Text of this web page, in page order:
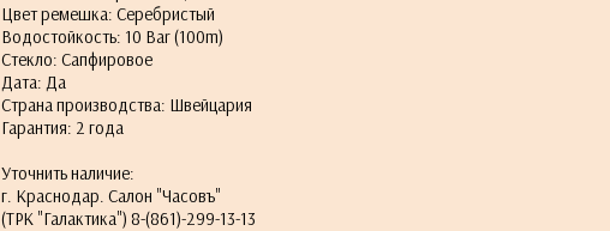
Цвет ремешка: Серебристый
Водостойкость: 10 Bar (100m)
Стекло: Сапфировое
Дата: Да
Страна производства: Швейцария
Гарантия: 2 года
Уточнить наличие:
г. Краснодар. Салон "Часовъ"
(ТРК "Галактика") 8-(861)-299-13-13